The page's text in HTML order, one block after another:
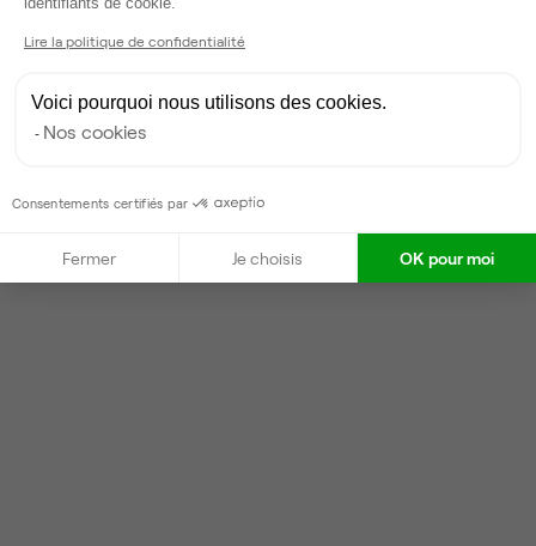
Lire la politique de confidentialité
Voici pourquoi nous utilisons des cookies.
Nos cookies
Consentements certifiés par
Fermer Je choisis OK pour moi